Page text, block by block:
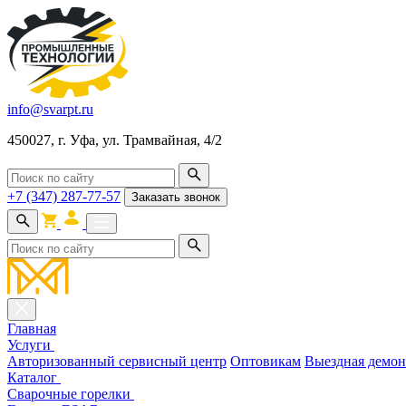
info@svarpt.ru
450027, г. Уфа, ул. Трамвайная, 4/2
+7 (347) 287-77-57 Заказать звонок
Главная
Услуги
Авторизованный сервисный центр Оптовикам Выездная
Каталог
Cварочные горелки